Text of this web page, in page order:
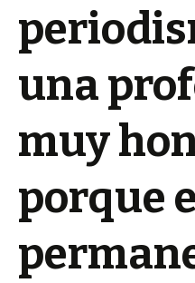
una
muy
porque